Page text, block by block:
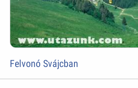
Felvonó Svájcban